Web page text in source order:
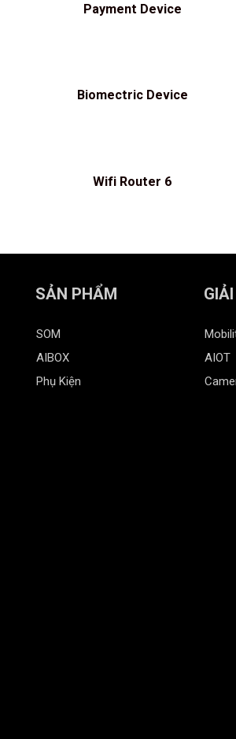
Payment Device
Biomectric Device
Wifi Router 6
SẢN PHẨM
SOM
AIBOX
Phụ Kiện
AIOT